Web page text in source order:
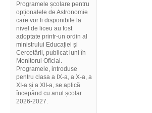
Programele școlare pentru
opționalele de Astronomie
care vor fi disponibile la
nivel de liceu au fost
adoptate printr-un ordin al
ministrului Educației și
Cercetării, publicat luni în
Monitorul Oficial.
Programele, introduse
pentru clasa a IX-a, a X-a, a
XI-a și a XII-a, se aplică
începând cu anul școlar
2026-2027.